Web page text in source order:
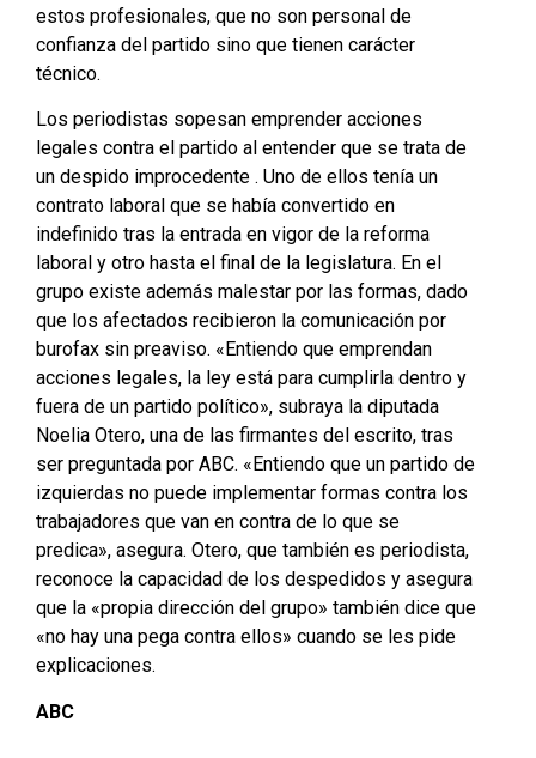
estos profesionales, que no son personal de
confianza del partido sino que tienen carácter
técnico.
Los periodistas sopesan emprender acciones
legales contra el partido al entender que se trata de
un despido improcedente . Uno de ellos tenía un
contrato laboral que se había convertido en
indefinido tras la entrada en vigor de la reforma
laboral y otro hasta el final de la legislatura. En el
grupo existe además malestar por las formas, dado
que los afectados recibieron la comunicación por
burofax sin preaviso. «Entiendo que emprendan
acciones legales, la ley está para cumplirla dentro y
fuera de un partido político», subraya la diputada
Noelia Otero, una de las firmantes del escrito, tras
ser preguntada por ABC. «Entiendo que un partido de
izquierdas no puede implementar formas contra los
trabajadores que van en contra de lo que se
predica», asegura. Otero, que también es periodista,
reconoce la capacidad de los despedidos y asegura
que la «propia dirección del grupo» también dice que
«no hay una pega contra ellos» cuando se les pide
explicaciones.
ABC